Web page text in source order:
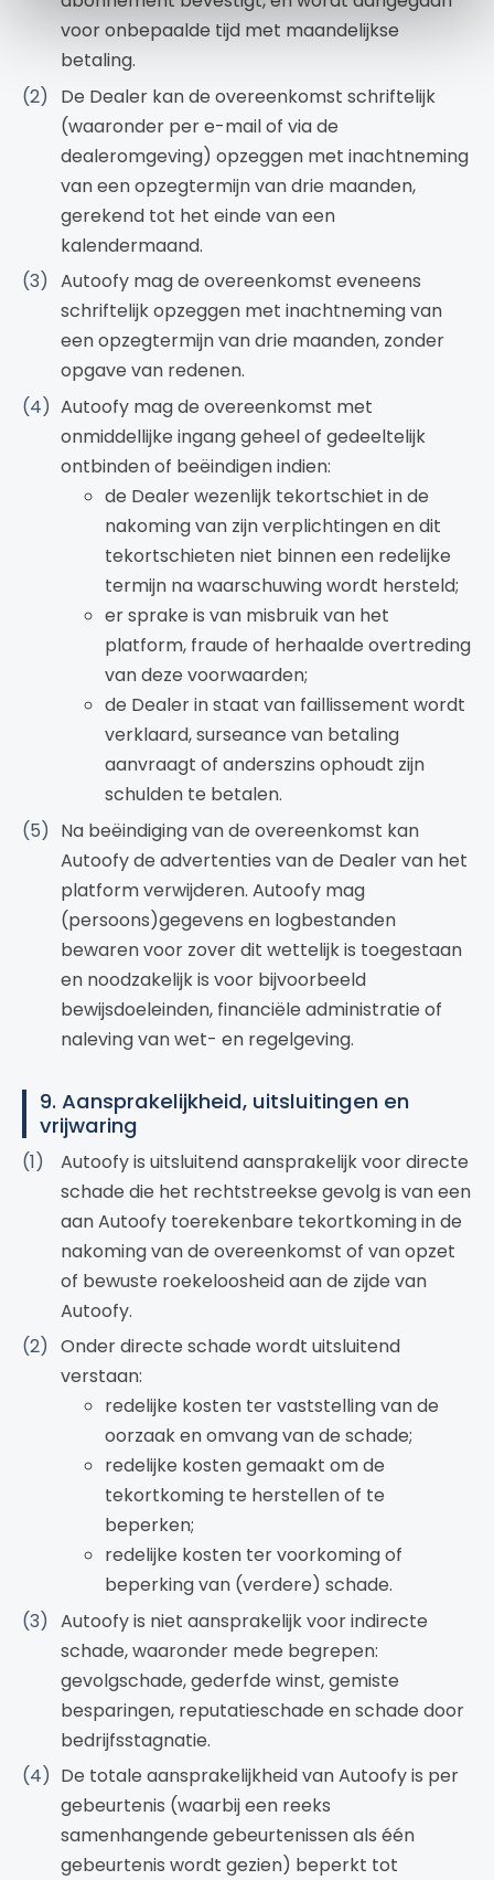
voor onbepaalde tijd met maandelijkse
betaling.
De Dealer kan de overeenkomst schriftelijk
(waaronder per e-mail of via de
dealeromgeving) opzeggen met inachtneming
van een opzegtermijn van drie maanden,
gerekend tot het einde van een
kalendermaand.
Autoofy mag de overeenkomst eveneens
schriftelijk opzeggen met inachtneming van
een opzegtermijn van drie maanden, zonder
opgave van redenen.
Autoofy mag de overeenkomst met
onmiddellijke ingang geheel of gedeeltelijk
ontbinden of beëindigen indien:
de Dealer wezenlijk tekortschiet in de
nakoming van zijn verplichtingen en dit
tekortschieten niet binnen een redelijke
termijn na waarschuwing wordt hersteld;
er sprake is van misbruik van het
platform, fraude of herhaalde overtreding
van deze voorwaarden;
de Dealer in staat van faillissement wordt
verklaard, surseance van betaling
aanvraagt of anderszins ophoudt zijn
schulden te betalen.
Na beëindiging van de overeenkomst kan
Autoofy de advertenties van de Dealer van het
platform verwijderen. Autoofy mag
(persoons)gegevens en logbestanden
bewaren voor zover dit wettelijk is toegestaan
en noodzakelijk is voor bijvoorbeeld
bewijsdoeleinden, financiële administratie of
naleving van wet- en regelgeving.
9. Aansprakelijkheid, uitsluitingen en
vrijwaring
Autoofy is uitsluitend aansprakelijk voor directe
schade die het rechtstreekse gevolg is van een
aan Autoofy toerekenbare tekortkoming in de
nakoming van de overeenkomst of van opzet
of bewuste roekeloosheid aan de zijde van
Autoofy.
Onder directe schade wordt uitsluitend
verstaan:
redelijke kosten ter vaststelling van de
oorzaak en omvang van de schade;
redelijke kosten gemaakt om de
tekortkoming te herstellen of te
beperken;
redelijke kosten ter voorkoming of
beperking van (verdere) schade.
Autoofy is niet aansprakelijk voor indirecte
schade, waaronder mede begrepen:
gevolgschade, gederfde winst, gemiste
besparingen, reputatieschade en schade door
bedrijfsstagnatie.
De totale aansprakelijkheid van Autoofy is per
gebeurtenis (waarbij een reeks
samenhangende gebeurtenissen als één
gebeurtenis wordt gezien) beperkt tot